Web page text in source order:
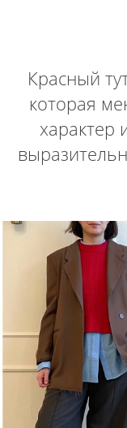
Красный
которая
характер